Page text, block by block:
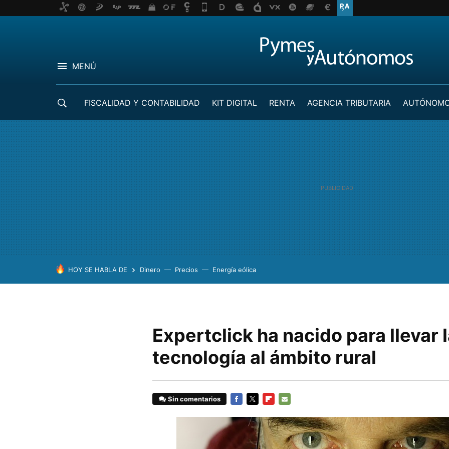
MENÚ
FISCALIDAD Y CONTABILIDAD KIT DIGITAL RENTA AGENCIA TRIBUTARIA
HOY SE HABLA DE Dinero Precios Energía eólica
Expertclick ha nacido para llevar
tecnología al ámbito rural
Sin comentarios
MAIL